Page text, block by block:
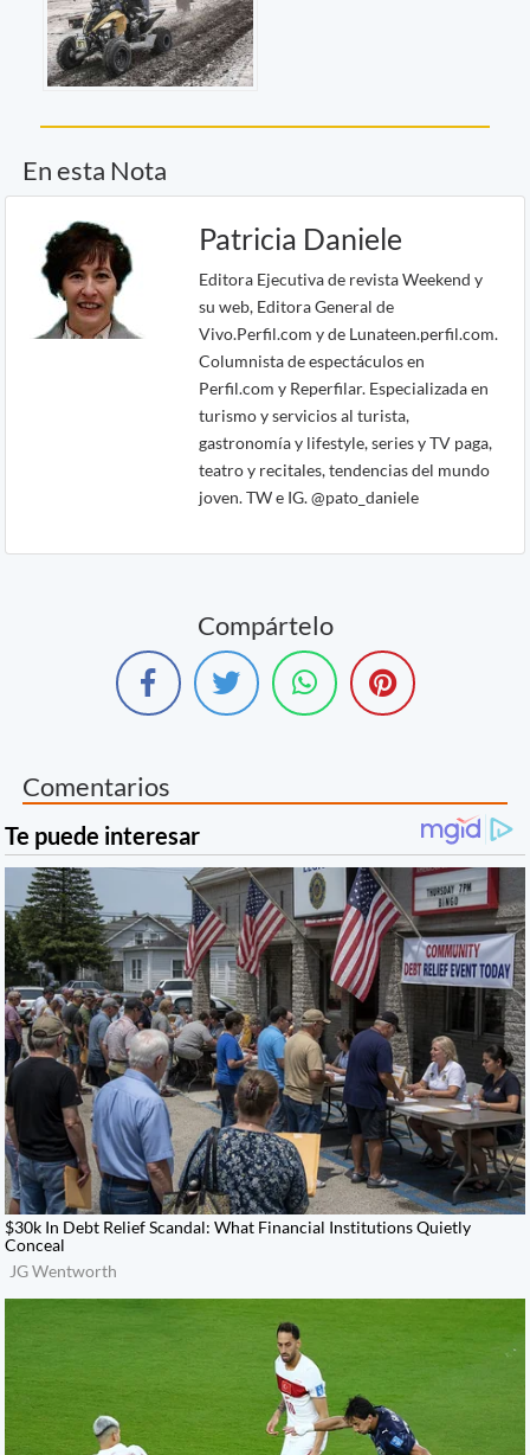
En esta Nota
Patricia Daniele
Editora Ejecutiva de revista Weekend y
su web, Editora General de
Vivo.Perfil.com y de Lunateen.perfil.com.
Columnista de espectáculos en
Perfil.com y Reperfilar. Especializada en
turismo y servicios al turista,
gastronomía y lifestyle, series y TV paga,
teatro y recitales, tendencias del mundo
joven. TW e IG. @pato_daniele
Compártelo
Comentarios